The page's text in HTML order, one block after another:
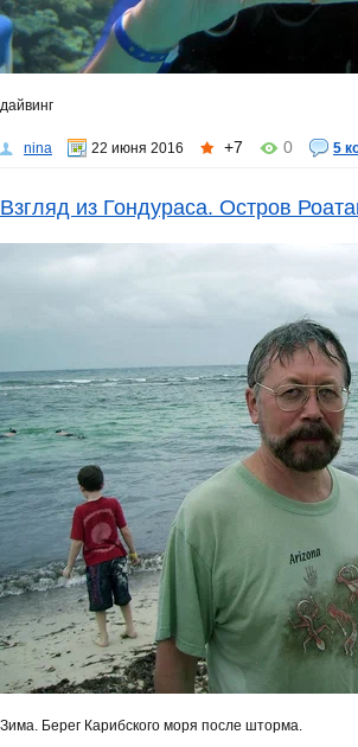
дайвинг
nina 22 июня 2016 +7 0 5
Взгляд из Гондураса. Остров
Зима. Берег Карибского моря после шторма.